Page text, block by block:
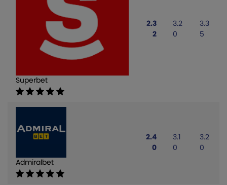
Superbet
2.3
2
3.2
0
3.3
5
Admiralbet
2.4
0
3.1
0
3.2
0